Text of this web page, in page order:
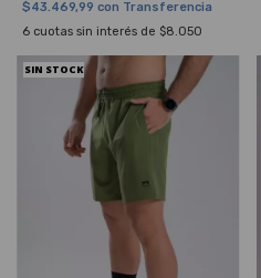
$43.469,99 con Transferencia
6 cuotas sin interés de $8.050
SIN STOCK